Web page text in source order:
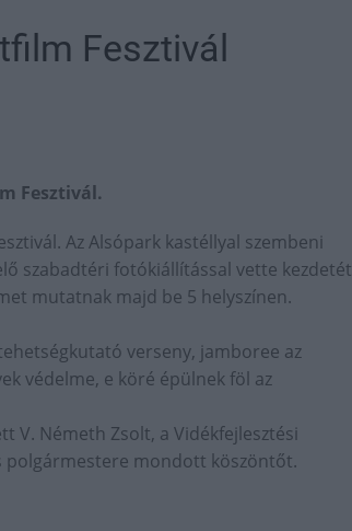
Fesztivál
Fesztivál.
Az Alsópark kastéllyal szembeni
szabadtéri fotókiállítással vette kezdetét
mutatnak majd be 5 helyszínen.
verseny, jamboree az
védelme, e köré épülnek föl az
V. Németh Zsolt, a Vidékfejlesztési
polgármestere mondott köszöntőt.